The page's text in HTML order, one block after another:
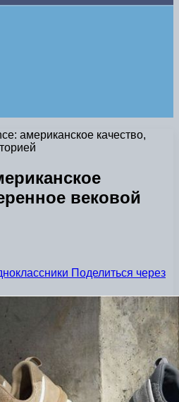
американское качество,
вековой
Поделиться через